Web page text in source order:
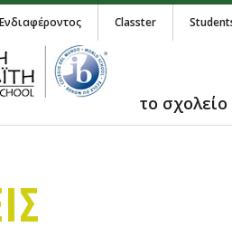
Classter
το σχολείο